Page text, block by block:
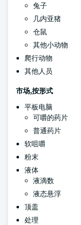
兔子
几内亚猪
仓鼠
其他小动物
爬行动物
其他人员
市场,按形式
平板电脑
可嚼的药片
普通药片
软咀嚼
粉末
液体
液滴数
液态悬浮
顶盖
处理